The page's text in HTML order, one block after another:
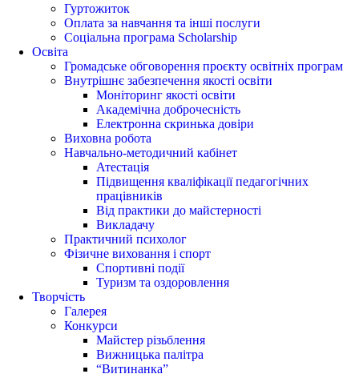
Гуртожиток
Оплата за навчання та інші послуги
Соціальна програма Scholarship
Освіта
Громадське обговорення проєкту освітніх програм
Внутрішнє забезпечення якості освіти
Моніторинг якості освіти
Академічна доброчесність
Електронна скринька довіри
Виховна робота
Навчально-методичний кабінет
Атестація
Підвищення кваліфікації педагогічних
працівників
Від практики до майстерності
Викладачу
Практичний психолог
Фізичне виховання і спорт
Спортивні події
Туризм та оздоровлення
Творчість
Галерея
Конкурси
Майстер різьблення
Вижницька палітра
“Витинанка”